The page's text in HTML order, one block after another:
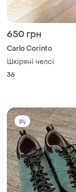
650 грн
Carlo Corinto
Шкіряні челсі
36